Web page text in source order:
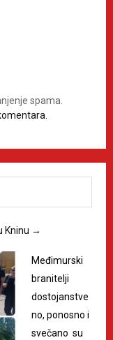
spama.
Kninu →
Međimurski
branitelji
dostojanstve
no, ponosno i
svečano su